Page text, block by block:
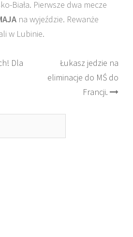
Biała. Pierwsze dwa mecze
na wyjeździe. Rewanże
w Lubinie.
Dla
Łukasz jedzie na
eliminacje do MŚ do
Francji.